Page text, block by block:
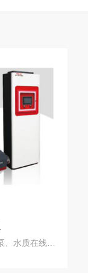
机组包含智能控制系统、水泵、水质在线监测系…